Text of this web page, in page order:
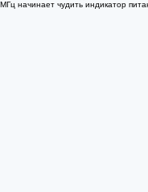
начинает чудить индикатор